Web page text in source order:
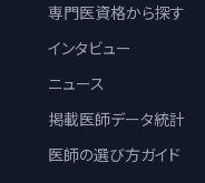
専門医資格から探す
インタビュー
ニュース
掲載医師データ統計
医師の選び方ガイド